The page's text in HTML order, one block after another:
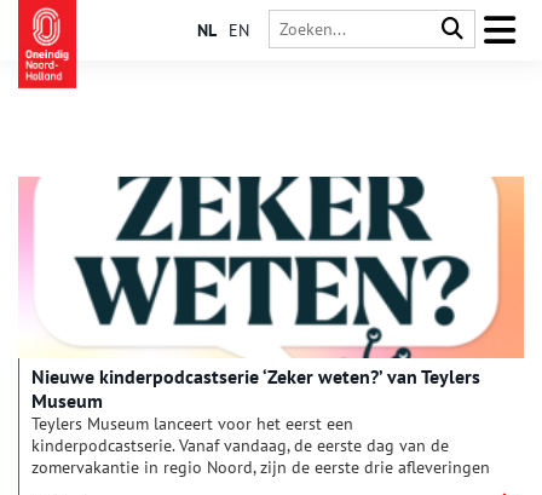
NL EN
Nieuwe kinderpodcastserie ‘Zeker weten?’ van Teylers
Museum
Teylers Museum lanceert voor het eerst een
kinderpodcastserie. Vanaf vandaag, de eerste dag van de
zomervakantie in regio Noord, zijn de eerste drie afleveringen